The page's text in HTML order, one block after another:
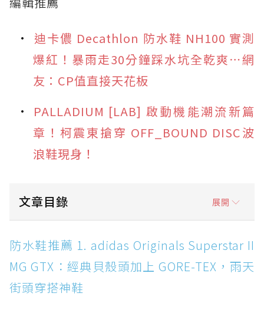
迪卡儂 Decathlon 防水鞋 NH100 實測
爆紅！暴雨走30分鐘踩水坑全乾爽⋯網
友：CP值直接天花板
PALLADIUM [LAB] 啟動機能潮流新篇
章！柯震東搶穿 OFF_BOUND DISC波
浪鞋現身！
文章目錄 展開
防水鞋推薦 1. adidas Originals Superstar II
MG GTX：經典貝殼頭加上 GORE-TEX，雨天街
頭穿搭神鞋
防水鞋推薦 2. New Balance Hierro v9 GORE-
防水鞋推薦 1. adidas Originals Superstar II
MG GTX：經典貝殼頭加上 GORE-TEX，雨天
街頭穿搭神鞋